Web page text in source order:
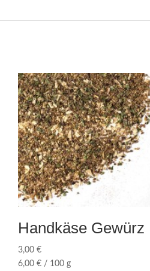
Handkäse Gewürz
3,00 €
6,00 €/ 100 g